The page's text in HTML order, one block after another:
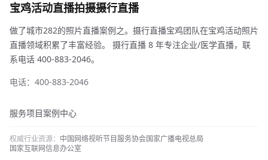
宝鸡活动直播拍摄摄行直播
做了城市282的照片直播案例之。摄行直播宝鸡团队在宝鸡活动照片
直播领域积累了丰富经验。 摄行直播 8 年专注企业/医学直播，联
系电话 400-883-2046。
电话：400-883-2046
服务项目案例中心
权威行业资源： 中国网络视听节目服务协会国家广播电视总局
国家互联网信息办公室